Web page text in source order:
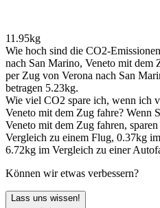
11.95kg
Wie hoch sind die CO2-
nach San Marino, Veneto mit dem
per Zug von Verona nach San
betragen 5.23kg.
Wie viel CO2 spare ich, wenn ich
Veneto mit dem Zug fahre? Wenn
Veneto mit dem Zug fahren,
Vergleich zu einem Flug, 0.37kg
6.72kg im Vergleich zu einer
Können wir etwas verbessern?
Lass uns wissen!